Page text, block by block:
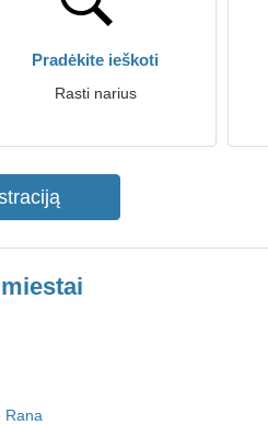
Pradėkite ieškoti
Rasti narius
Rana